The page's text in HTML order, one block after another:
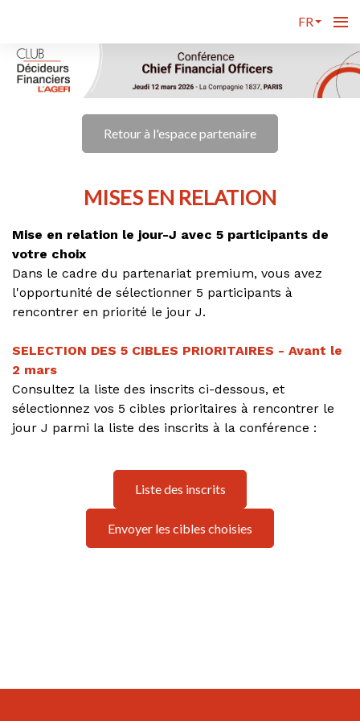
FR
Retour à l'espace partenaire
MISES EN RELATION
Mise en relation le jour-J avec 5 participants de
votre choix
Dans le cadre du partenariat premium, vous avez
l'opportunité de sélectionner 5 participants à
rencontrer en priorité le jour J.
SELECTION DES 5 CIBLES PRIORITAIRES - Avant le
2 mars
Consultez la liste des inscrits ci-dessous, et
sélectionnez vos 5 cibles prioritaires à rencontrer le
jour J parmi la liste des inscrits à la conférence :
Liste des inscrits
Envoyer les cibles choisies